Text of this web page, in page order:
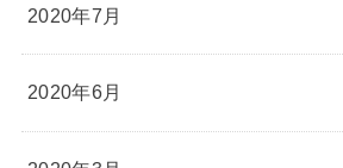
2020年7月
2020年6月